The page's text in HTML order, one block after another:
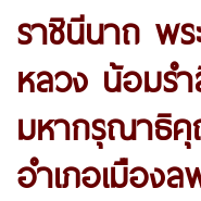
ราชินีนาถ พ
หลวง น้อมรำ
มหากรุณาธิ
อำเภอเมือง